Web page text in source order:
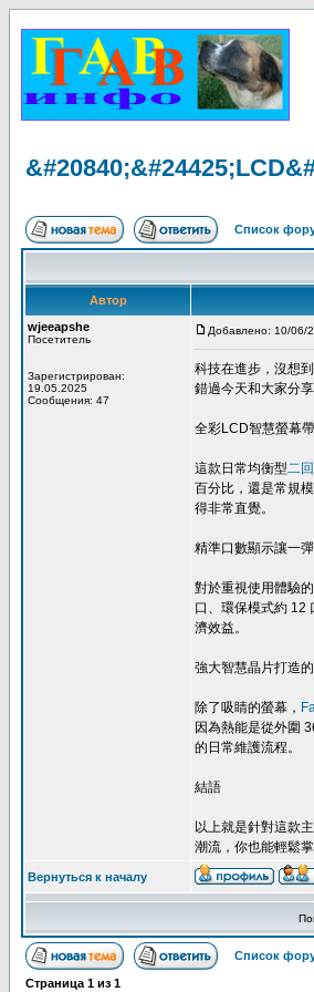
Список
Автор
wjeeapshe
Посетитель
Зарегистрирован:
19.05.2025
Сообщения: 47
Добавлено: 10/06/
科技在進步，沒想
錯過今天和大家分
全彩LCD智慧螢幕
這款日常均衡型二
百分比，還是常規
得非常直覺。
精準口數顯示讓一
對於重視使用體驗
口、環保模式約 12
濟效益。
強大智慧晶片打造
除了吸睛的螢幕，
因為熱能是從外圍
的日常維護流程。
結語
以上就是針對這款
潮流，你也能輕鬆
Вернуться к началу
Список
Страница 1 из 1